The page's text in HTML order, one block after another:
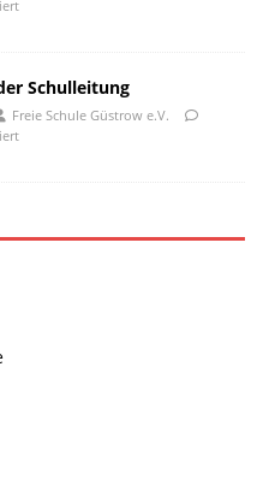
Schulleitung
Freie Schule Güstrow e.V.